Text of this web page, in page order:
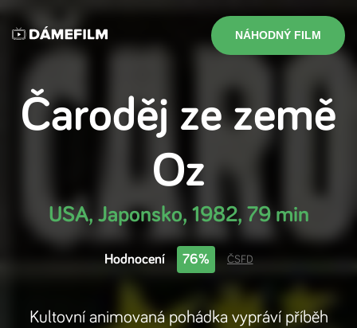
NÁHODNÝ FILM
Čaroděj ze země
Oz
USA, Japonsko, 1982, 79 min
Hodnocení 76% ČSFD
Kultovní animovaná pohádka vypráví příběh